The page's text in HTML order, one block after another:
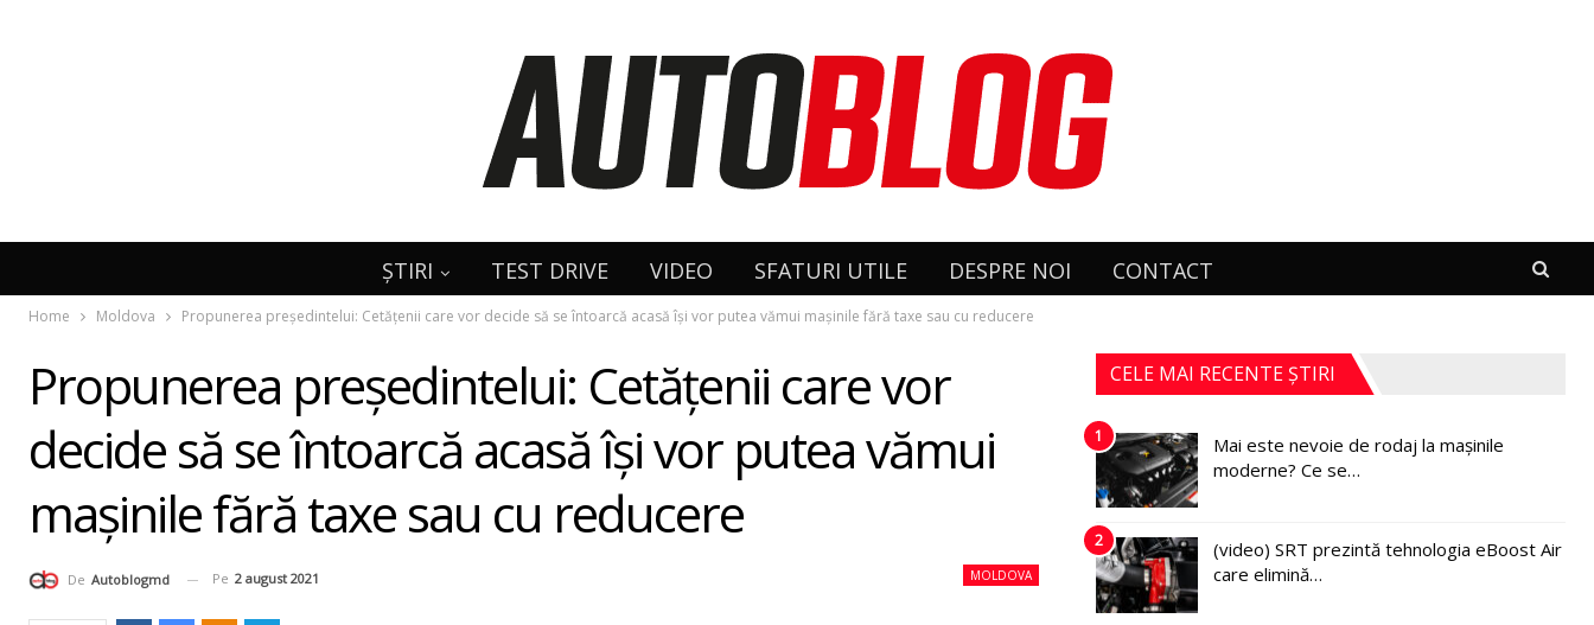
ȘTIRI TEST DRIVE VIDEO SFATURI UTILE DESPRE NOI CONTACT
Home Moldova Propunerea președintelui: Cetățenii care vor decide să se întoarcă acasă îşi vor putea vămui maşinile fără taxe sau cu reducere
Propunerea președintelui: Cetățenii care vor
decide să se întoarcă acasă îşi vor putea vămui
maşinile fără taxe sau cu reducere
MOLDOVA
De Autoblogmd Pe 2 august 2021
CELE MAI RECENTE ȘTIRI
1
Mai este nevoie de rodaj la mașinile
moderne? Ce se…
2
(video) SRT prezintă tehnologia eBoost Air
care elimină…